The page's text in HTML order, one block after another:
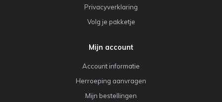
Privacyverklaring
Volg je pakketje
Mijn account
Account informatie
Herroeping aanvragen
Mijn bestellingen